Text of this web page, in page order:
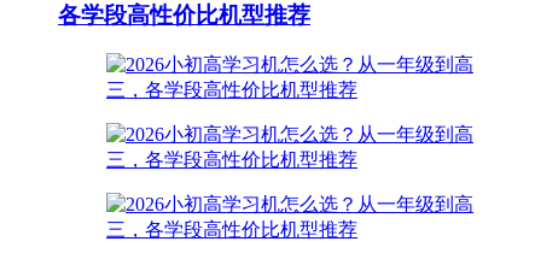
各学段高性价比机型推荐